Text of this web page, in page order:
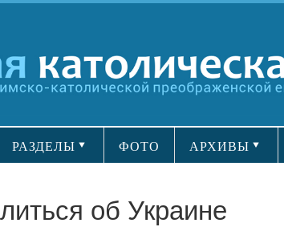
РАЗДЕЛЫ ФОТО АРХИВЫ
об Украине